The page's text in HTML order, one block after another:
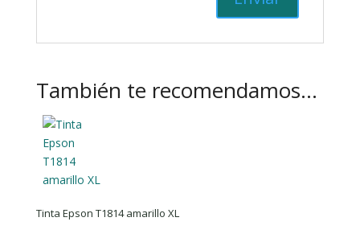
También te recomendamos…
Tinta Epson T1814 amarillo XL